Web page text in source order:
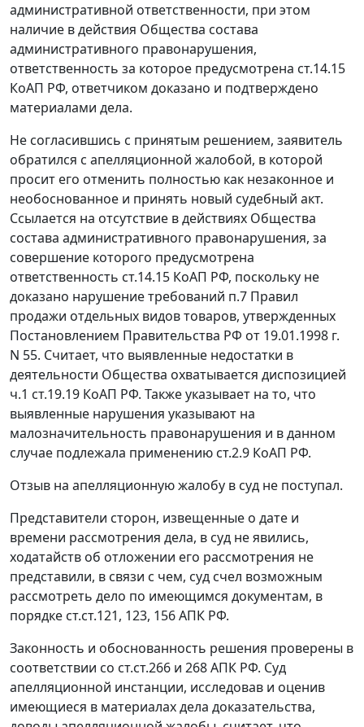
административной ответственности, при этом
наличие в действия Общества состава
административного правонарушения,
ответственность за которое предусмотрена ст.14.15
КоАП РФ, ответчиком доказано и подтверждено
материалами дела.
Не согласившись с принятым решением, заявитель
обратился с апелляционной жалобой, в которой
просит его отменить полностью как незаконное и
необоснованное и принять новый судебный акт.
Ссылается на отсутствие в действиях Общества
состава административного правонарушения, за
совершение которого предусмотрена
ответственность ст.14.15 КоАП РФ, поскольку не
доказано нарушение требований п.7 Правил
продажи отдельных видов товаров, утвержденных
Постановлением Правительства РФ от 19.01.1998 г.
N 55. Считает, что выявленные недостатки в
деятельности Общества охватывается диспозицией
ч.1 ст.19.19 КоАП РФ. Также указывает на то, что
выявленные нарушения указывают на
малозначительность правонарушения и в данном
случае подлежала применению ст.2.9 КоАП РФ.
Отзыв на апелляционную жалобу в суд не поступал.
Представители сторон, извещенные о дате и
времени рассмотрения дела, в суд не явились,
ходатайств об отложении его рассмотрения не
представили, в связи с чем, суд счел возможным
рассмотреть дело по имеющимся документам, в
порядке ст.ст.121, 123, 156АПК РФ.
Законность и обоснованность решения проверены в
соответствии со ст.ст.266 и 268АПК РФ. Суд
апелляционной инстанции, исследовав и оценив
имеющиеся в материалах дела доказательства,